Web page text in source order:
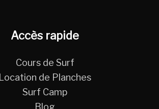
Accès rapide
Cours de Surf
Location de Planches
Surf Camp
Blog